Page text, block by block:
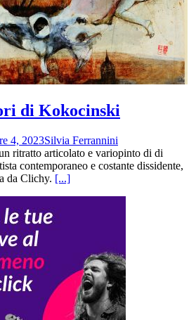
di Kokocinski
4, 2023Silvia Ferrannini
ritratto articolato e variopinto di di
contemporaneo e costante dissidente,
da Clichy. [...]